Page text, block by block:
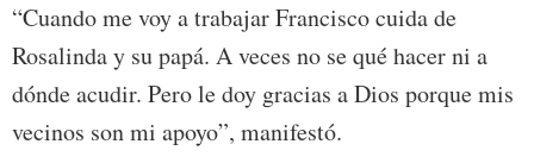
“Cuando me voy a trabajar Francisco cuida de
Rosalinda y su papá. A veces no se qué hacer ni a
dónde acudir. Pero le doy gracias a Dios porque mis
vecinos son mi apoyo”, manifestó.